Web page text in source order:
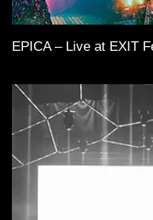
EPICA – Live at EXIT